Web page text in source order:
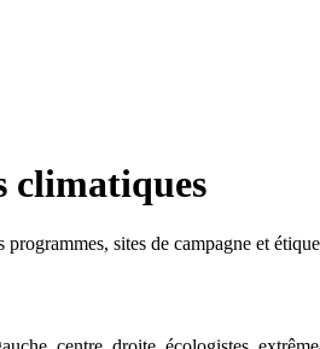
climatiques
sites de campagne et